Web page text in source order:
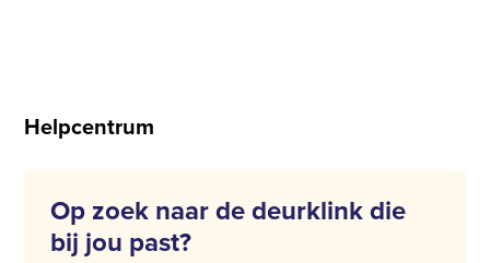
Helpcentrum
Op zoek naar de deurklink die
bij jou past?